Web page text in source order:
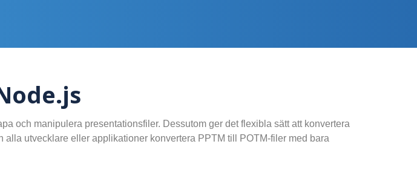
och manipulera presentationsfiler. Dessutom ger det flexibla sätt att konvertera
alla utvecklare eller applikationer konvertera PPTM till POTM-filer med bara